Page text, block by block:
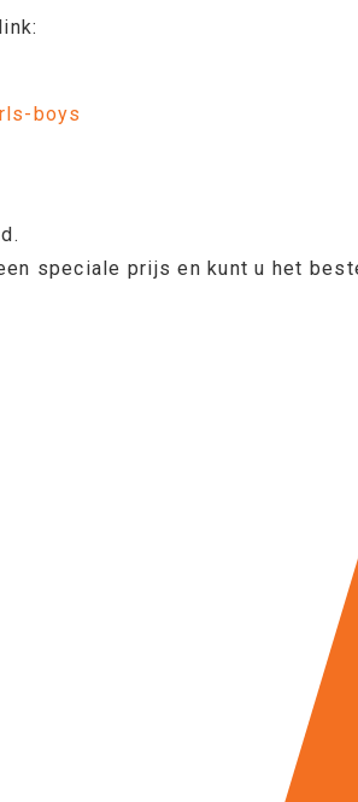
boys
speciale prijs en kunt u het